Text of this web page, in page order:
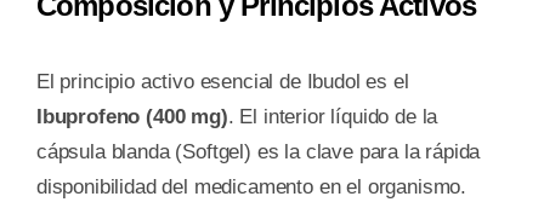
El principio activo esencial de Ibudol es el
Ibuprofeno (400 mg). El interior líquido de la
cápsula blanda (Softgel) es la clave para la rápida
disponibilidad del medicamento en el organismo.